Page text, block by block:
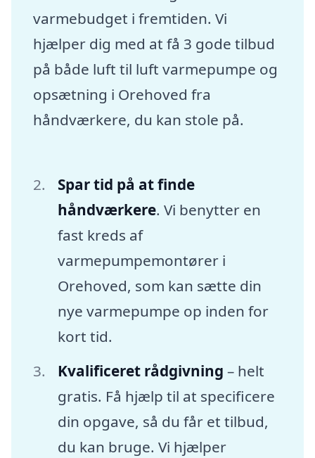
varmebudget i fremtiden. Vi
hjælper dig med at få 3 gode tilbud
på både luft til luft varmepumpe og
opsætning i Orehoved fra
håndværkere, du kan stole på.
Spar tid på at finde
håndværkere. Vi benytter en
fast kreds af
varmepumpemontører i
Orehoved, som kan sætte din
nye varmepumpe op inden for
kort tid.
Kvalificeret rådgivning – helt
gratis. Få hjælp til at specificere
din opgave, så du får et tilbud,
du kan bruge. Vi hjælper